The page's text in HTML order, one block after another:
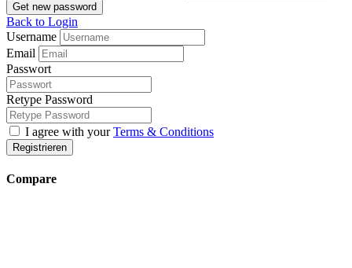
Get new password
Back to Login
Username
Email
Passwort
Retype Password
I agree with yourTerms & Conditions
Registrieren
Compare